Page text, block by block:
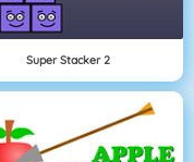
Super Stacker 2